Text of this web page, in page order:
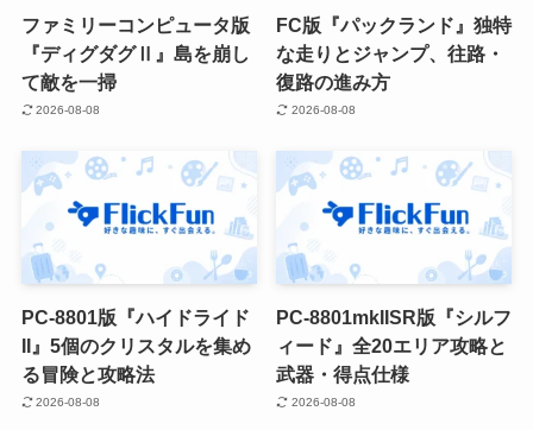
ファミリーコンピュータ版
『ディグダグⅡ』島を崩し
て敵を一掃
2026-08-08
FC版『パックランド』独特
な走りとジャンプ、往路・
復路の進み方
2026-08-08
PC-8801版『ハイドライド
II』5個のクリスタルを集め
る冒険と攻略法
2026-08-08
PC-8801mkIISR版『シルフ
ィード』全20エリア攻略と
武器・得点仕様
2026-08-08